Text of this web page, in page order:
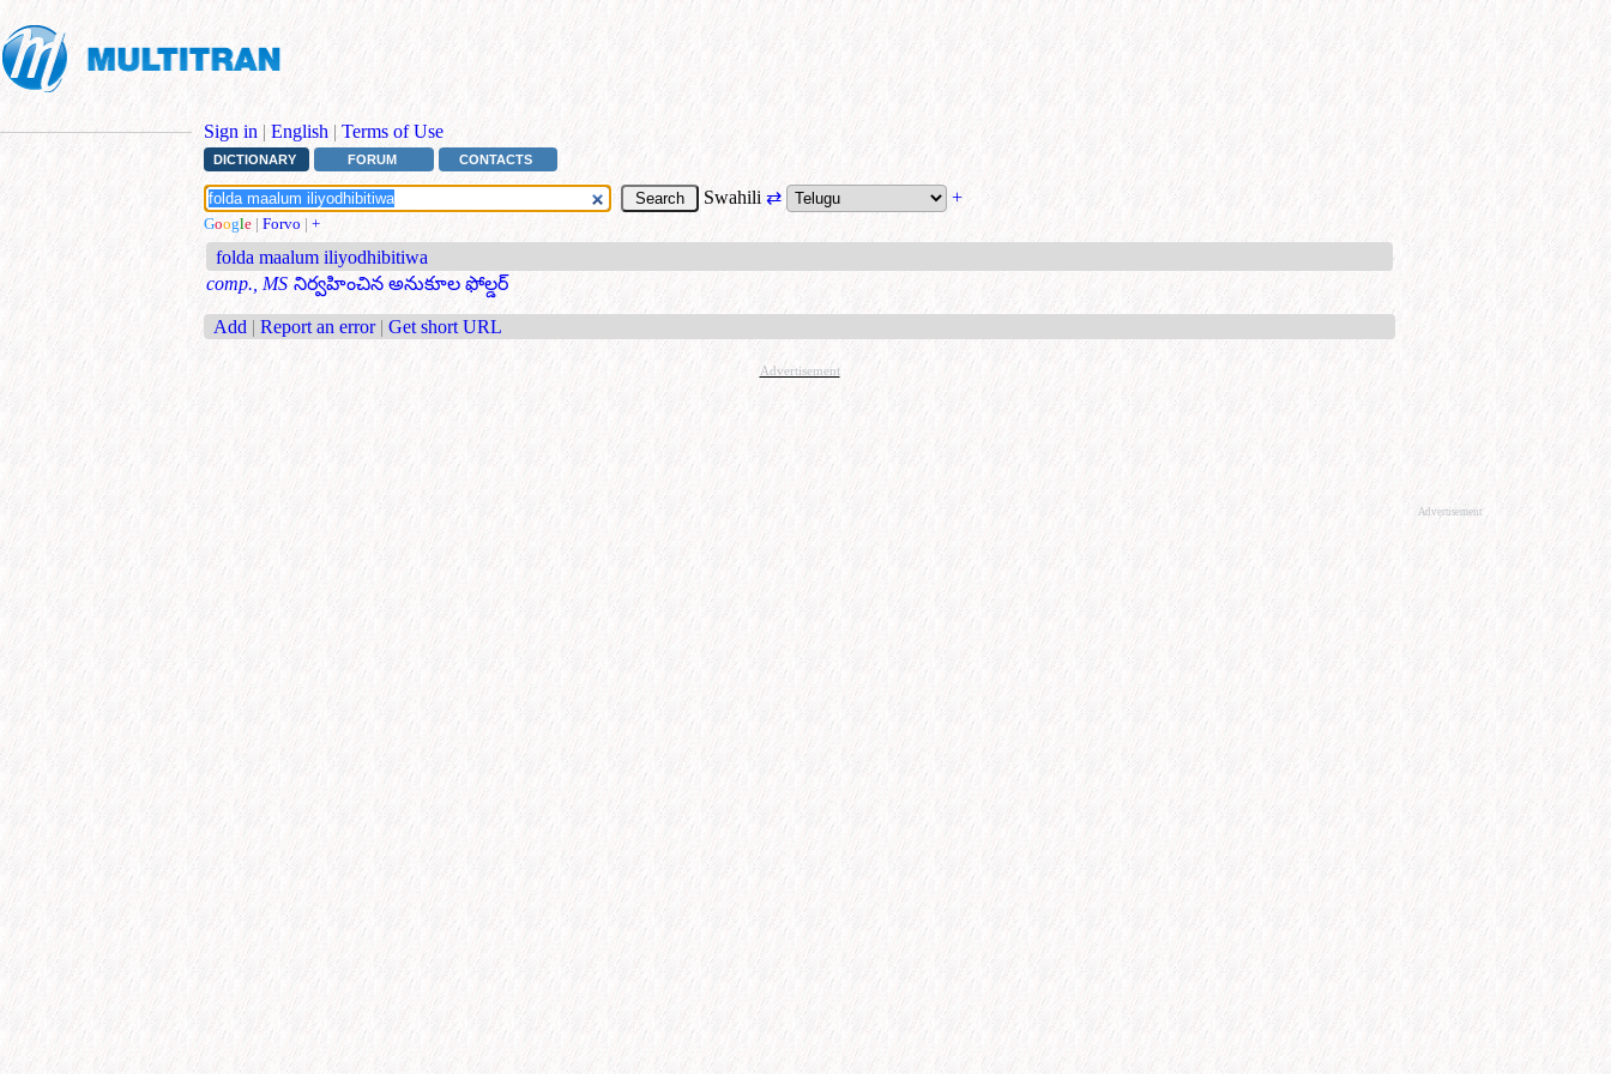
Sign in | English | Terms of Use
DICTIONARY FORUM CONTACTS
Swahili ⇄ +
Google | Forvo | +
folda maalum iliyodhibitiwa
comp., MS నిర్వహించిన అనుకూల ఫోల్డర్
Add | Report an error | Get short URL
Advertisement
Advertisement